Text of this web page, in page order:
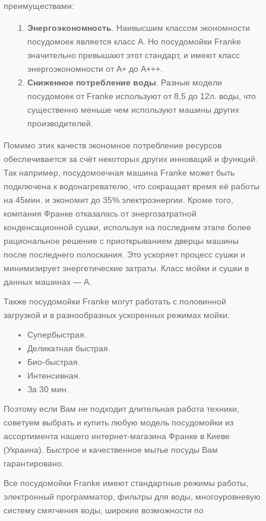
преимуществами:
Энергоэкономность . Наивысшим классом экономности
посудомоек является класс А. Но посудомойки Franke
значительно превышают этот стандарт, и имеют класс
энергоэкономности от А+ до А+++.
Сниженное потребление воды . Разные модели
посудомоек от Franke используют от 8,5 до 12л. воды, что
существенно меньше чем используют машины других
производителей.
Помимо этих качеств экономное потребление ресурсов
обеспечивается за счёт некоторых других инноваций и функций.
Так например, посудомоечная машина Franke может быть
подключена к водонагревателю, что сокращает время её работы
на 45мин. и экономит до 35% электроэнергии. Кроме того,
компания Франке отказалась от энергозатратной
конденсационной сушки, используя на последнем этапе более
рациональное решение с приоткрыванием дверцы машины
после последнего полоскания. Это ускоряет процесс сушки и
минимизирует энергетические затраты. Класс мойки и сушки в
данных машинах — А.
Также посудомойки Franke могут работать с половинной
загрузкой и в разнообразных ускоренных режимах мойки:
Супербыстрая.
Деликатная быстрая.
Био-быстрая.
Интенсивная.
За 30 мин.
Поэтому если Вам не подходит длительная работа техники,
советуем выбрать и купить любую модель посудомойки из
ассортимента нашего интернет-магазина Франке в Киеве
(Украина). Быстрое и качественное мытье посуды Вам
гарантировано.
Все посудомойки Franke имеют стандартные режимы работы,
электронный программатор, фильтры для воды, многоуровневую
систему смягчения воды, широкие возможности по